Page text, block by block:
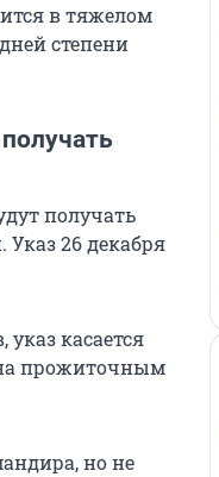
в тяжелом
степени
получать
26 декабря
касается
прожиточным
но не